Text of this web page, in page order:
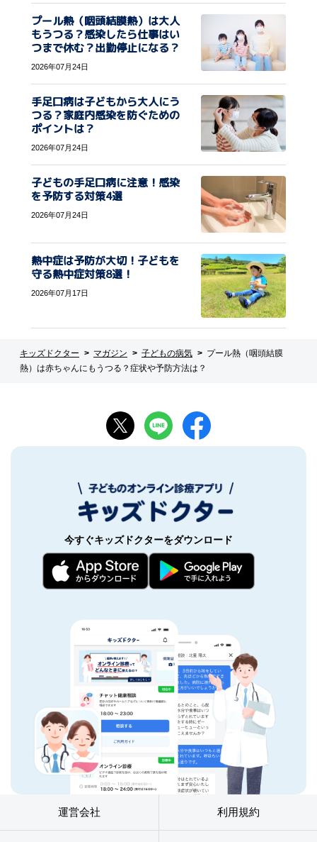
プール熱（咽頭結膜熱）は大人
もうつる？感染したら仕事はい
つまで休む？出勤停止になる？
2026年07月24日
手足口病は子どもから大人にう
つる？家庭内感染を防ぐための
ポイントは？
2026年07月24日
子どもの手足口病に注意！感染
を予防する対策4選
2026年07月24日
熱中症は予防が大切！子どもを
守る熱中症対策8選！
2026年07月17日
キッズドクター マガジン 子どもの病気
プール熱（咽頭結膜
熱）は赤ちゃんにもうつる？症状や予防方法は？
今すぐキッズドクターをダウンロード
運営会社 利用規約